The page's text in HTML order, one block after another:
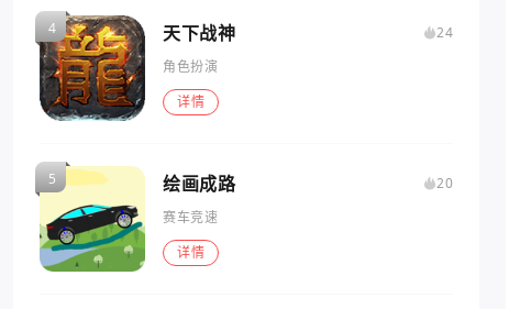
天下战神
24
角色扮演
详情
绘画成路
20
赛车竞速
详情